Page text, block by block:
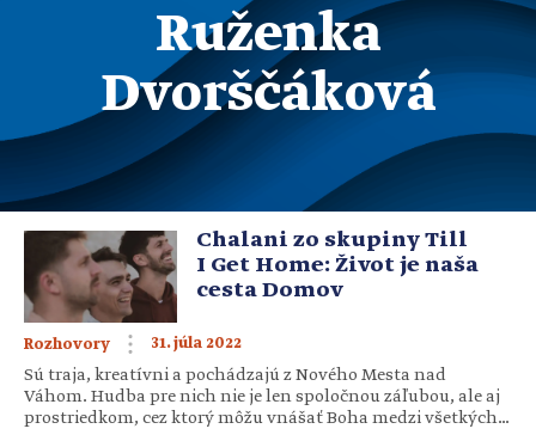
Ruženka
Dvorščáková
Chalani zo skupiny Till
I Get Home: Život je naša
cesta Domov
Rozhovory 31. júla 2022
Sú traja, kreatívni a pochádzajú z Nového Mesta nad
Váhom. Hudba pre nich nie je len spoločnou záľubou, ale aj
prostriedkom, cez ktorý môžu vnášať Boha medzi všetkých